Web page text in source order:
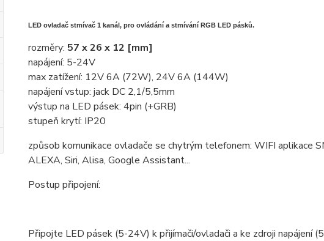
LED ovladač stmívač 1 kanál, pro ovládání a stmívání RGB LED pásků.
rozměry: 57 x 26 x 12 [mm]
napájení: 5-24V
max zatížení: 12V 6A (72W), 24V 6A (144W)
napájení vstup: jack DC 2,1/5,5mm
výstup na LED pásek: 4pin (+GRB)
stupeň krytí: IP20
způsob komunikace ovladače se chytrým telefonem: WIFI aplikace
ALEXA, Siri, Alisa, Google Assistant...
Postup připojení:
Připojte LED pásek (5-24V) k přijímači/ovladači a ke zdroji napájení